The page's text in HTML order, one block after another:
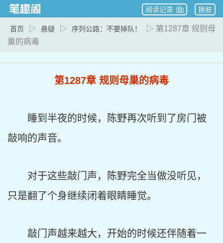
换肤
阅读记录
首页 ▷ 悬疑 ▷ 序列公路：不要掉队！
▷ 第1287章 规则母
巢的病毒
第1287章 规则母巢的病毒
睡到半夜的时候，陈野再次听到了房门被
敲响的声音。
对于这些敲门声，陈野完全当做没听见，
只是翻了个身继续闭着眼睛睡觉。
敲门声越来越大，开始的时候还伴随着一